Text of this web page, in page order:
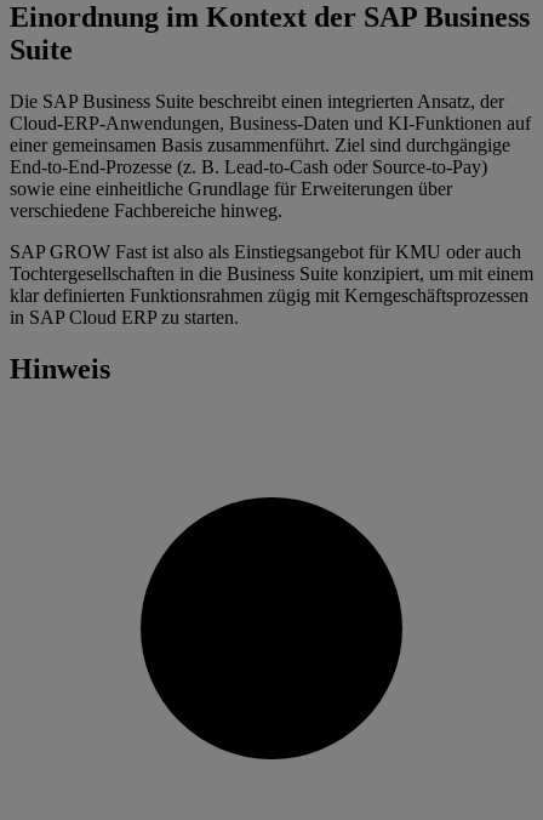
Einordnung im Kontext der SAP Business
Suite
Die SAP Business Suite beschreibt einen integrierten Ansatz, der
Cloud‑ERP‑Anwendungen, Business‑Daten und KI‑Funktionen auf
einer gemeinsamen Basis zusammenführt. Ziel sind durchgängige
End‑to‑End‑Prozesse (z. B. Lead‑to‑Cash oder Source‑to‑Pay)
sowie eine einheitliche Grundlage für Erweiterungen über
verschiedene Fachbereiche hinweg.
SAP GROW Fast ist also als Einstiegsangebot für KMU oder auch
Tochtergesellschaften in die Business Suite konzipiert, um mit einem
klar definierten Funktionsrahmen zügig mit Kerngeschäftsprozessen
in SAP Cloud ERP zu starten.
Hinweis